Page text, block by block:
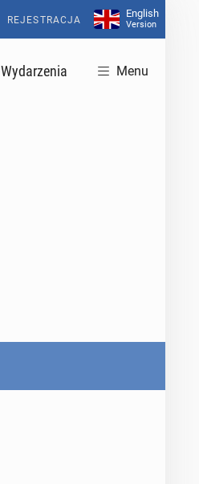
REJESTRACJA
English
Version
Wydarzenia Menu